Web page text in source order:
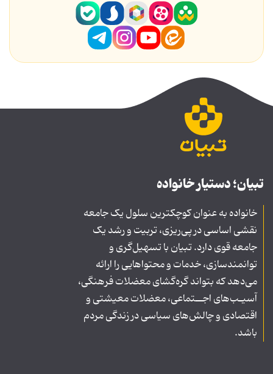
تبیان؛ دستیار خانواده
خانواده به عنوان کوچکترین سلول یک جامعه
نقشی اساسی در پی‌ریزی، تربیت و رشد یک
جامعه قوی دارد. تبیان با تسهیل‌گری و
توانمندسازی، خدمات و محتواهایی را ارائه
می‌دهد که بتواند گره‌گشای معضلات فرهنگی،
آسیـب‌های اجــتماعی، معضلات معیشتی و
اقتصادی و چالش‌های سیاسی در زندگی مردم
باشد.